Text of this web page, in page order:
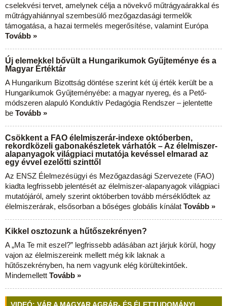
cselekvési tervet, amelynek célja a növekvő műtrágyaárakkal és
műtrágyahiánnyal szembesülő mezőgazdasági termelők
támogatása, a hazai termelés megerősítése, valamint Európa
Tovább »
Új elemekkel bővült a Hungarikumok Gyűjteménye és a
Magyar Értéktár
A Hungarikum Bizottság döntése szerint két új érték került be a
Hungarikumok Gyűjteményébe: a magyar nyereg, és a Pető-
módszeren alapuló Konduktív Pedagógia Rendszer – jelentette
be Tovább »
Csökkent a FAO élelmiszerár-indexe októberben,
rekordközeli gabonakészletek várhatók – Az élelmiszer-
alapanyagok világpiaci mutatója kevéssel elmarad az
egy évvel ezelőtti szinttől
Az ENSZ Élelmezésügyi és Mezőgazdasági Szervezete (FAO)
kiadta legfrissebb jelentését az élelmiszer-alapanyagok világpiaci
mutatójáról, amely szerint októberben tovább mérséklődtek az
élelmiszerárak, elsősorban a bőséges globális kínálat Tovább »
Kikkel osztozunk a hűtőszekrényen?
A „Ma Te mit eszel?” legfrissebb adásában azt járjuk körül, hogy
vajon az élelmiszereink mellett még kik laknak a
hűtőszekrényben, ha nem vagyunk elég körültekintőek.
Mindemellett Tovább »